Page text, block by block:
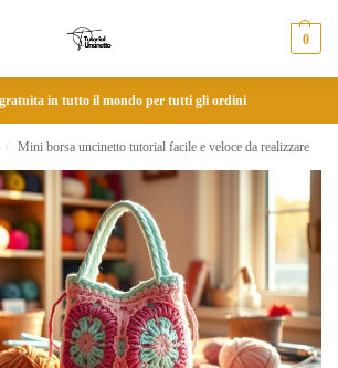
0
gratuita in tutto il mondo per tutti gli ordini
/ Mini borsa uncinetto tutorial facile e veloce da realizzare